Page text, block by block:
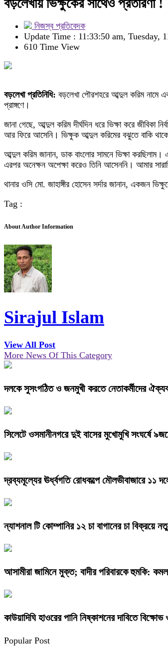
বড়লেখায় ভিক্ষুকের সাথেও প্রতারণা !
নিজস্ব প্রতিবেদক
Update Time : 11:33:50 am, Tuesday,
610 Time View
বড়লেখা প্রতিনিধি: বড়লেখা পৌরশহরে আব্দুল করিম নামে
প্রাঙ্গণে।
জানা গেছে, আব্দুল করিম দীর্ঘদিন ধরে ভিক্ষা করে
আর ফিরে আসেনি। ভিক্ষুক আব্দুল করিমের বঝুতে বাকি
আব্দুল করিম জানান, ডাক বাংলোর সামনে ভিক্ষা
এরপর অনেক্ষন অপেক্ষা করেও তিনি আসেননি। আমার
থানার ওসি মো. জাহাঙ্গীর হোসেন সর্দার জানান, একজন
Tag :
About Author Information
Sirajul Islam
View All Post
More News Of This Category
দলকে সুসংগঠিত ও জনমুখী করতে নেতাকর্মীদের
সিলেটে ওসমানীনগরে দুই বাসের মুখোমুখি সংঘর্ষে
দ্রব্যমূল্যের ঊর্ধ্বগতি রোধকল্পে মৌলভীবাজারে ১১
ন্যাশনাল টি কোম্পানির ১২ চা বাগানের চা বিক্রয়ে
আসামীরা জামিনে মুক্ত; বাদীর পরিবারকে হুমকি:
কাউয়াদিঘি হাওরের পানি নিষ্কাশনের দাবিতে
Popular Post